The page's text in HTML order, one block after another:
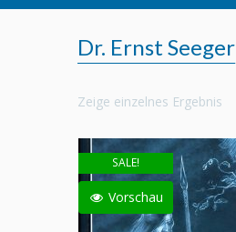
Dr. Ernst Seeger
Zeige einzelnes Ergebnis
SALE!
Vorschau